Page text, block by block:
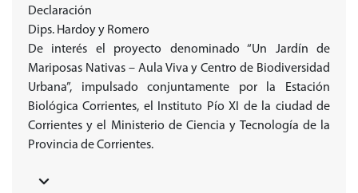
Declaración
Dips. Hardoy y Romero
De interés el proyecto denominado “Un Jardín de
Mariposas Nativas – Aula Viva y Centro de Biodiversidad
Urbana”, impulsado conjuntamente por la Estación
Biológica Corrientes, el Instituto Pío XI de la ciudad de
Corrientes y el Ministerio de Ciencia y Tecnología de la
Provincia de Corrientes.